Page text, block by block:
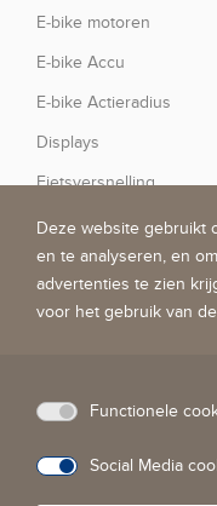
E-bike motoren
E-bike Accu
E-bike Actieradius
Displays
Fietsversnelling
Over Gazelle
Over Gazelle
Gazelle E-bike Testcenter
Deze website gebruikt
en te analyseren, en
advertenties te zien
voor het gebruik van
Functionele
Social Media